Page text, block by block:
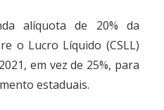
alíquota de 20% da
o Lucro Líquido (CSLL)
em vez de 25%, para
estaduais.